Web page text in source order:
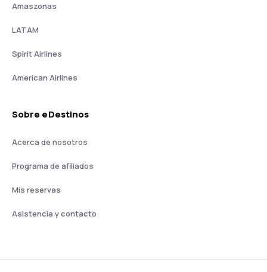
Amaszonas
LATAM
Spirit Airlines
American Airlines
Sobre eDestinos
Acerca de nosotros
Programa de afiliados
Mis reservas
Asistencia y contacto